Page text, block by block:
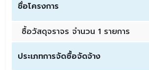
ชื่อโครงการ
ซื้อวัสดุจราจร จำนวน 1 รายการ
ประเภทการจัดซื้อจัดจ้าง